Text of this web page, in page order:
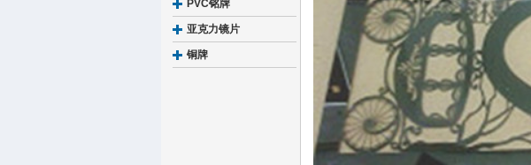
PVC铭牌
亚克力镜片
铜牌